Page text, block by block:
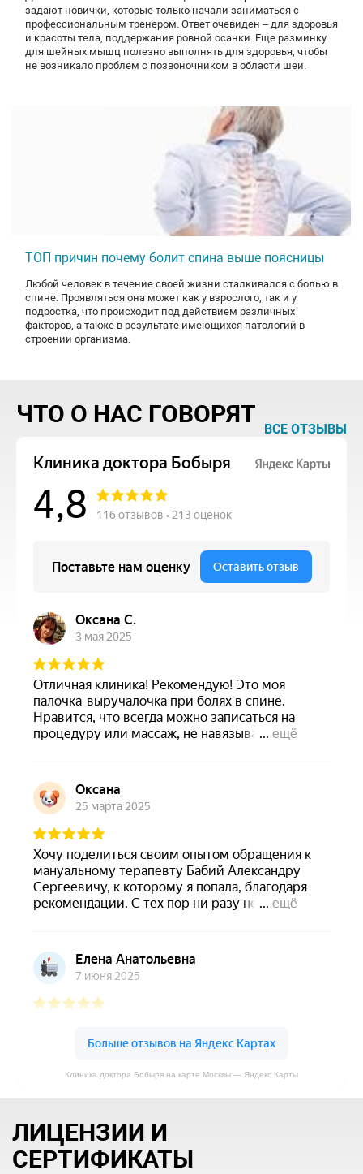
задают новички, которые только начали заниматься с
профессиональным тренером. Ответ очевиден – для здоровья
и красоты тела, поддержания ровной осанки. Еще разминку
для шейных мышц полезно выполнять для здоровья, чтобы
не возникало проблем с позвоночником в области шеи.
ТОП причин почему болит спина выше поясницы
Любой человек в течение своей жизни сталкивался с болью в
спине. Проявляться она может как у взрослого, так и у
подростка, что происходит под действием различных
факторов, а также в результате имеющихся патологий в
строении организма.
ЧТО О НАС ГОВОРЯТ
ВСЕ ОТЗЫВЫ
Клиника доктора Бобыря на карте Москвы — Яндекс Карты
ЛИЦЕНЗИИ И
СЕРТИФИКАТЫ